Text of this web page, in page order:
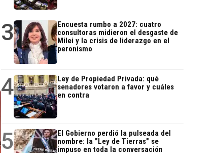
3
Encuesta rumbo a 2027: cuatro
consultoras midieron el desgaste de
Milei y la crisis de liderazgo en el
peronismo
4
Ley de Propiedad Privada: qué
senadores votaron a favor y cuáles
en contra
5
El Gobierno perdió la pulseada del
nombre: la "Ley de Tierras" se
impuso en toda la conversación